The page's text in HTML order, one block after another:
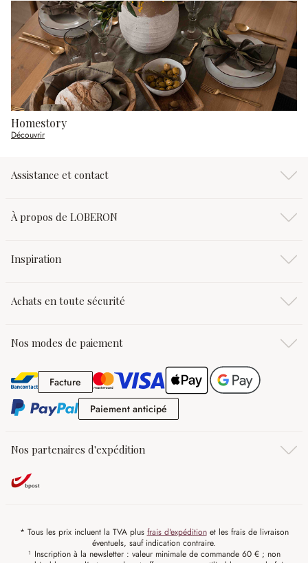
Homestory
Découvrir
Assistance et contact
À propos de LOBERON
Inspiration
Achats en toute sécurité
Nos modes de paiement
FactureFacture
Paiement anticipé
Nos partenaires d'expédition
* Tous les prix incluent la TVA plus frais d'expéditionet les frais de livraison
éventuels, sauf indication contraire.
¹ Inscription à la newsletter : valeur minimale de commande 60 € ; non